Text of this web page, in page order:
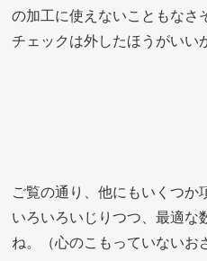
の加工に使えないこともな
チェックは外したほうがいい
ご覧の通り、他にもいくつか
いろいろいじりつつ、最適な
ね。（心のこもっていないお